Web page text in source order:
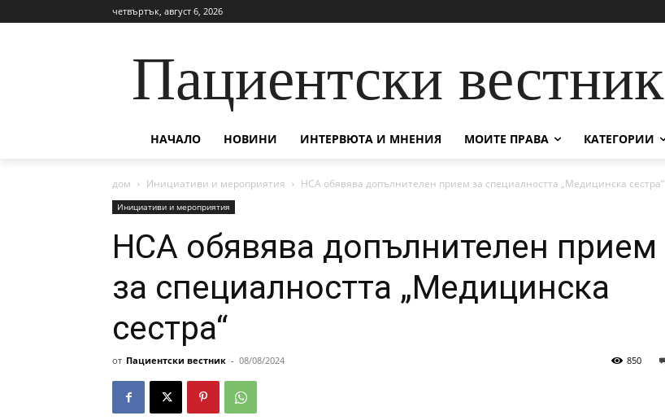
четвъртък, август 6, 2026
Пациентски вестник
НАЧАЛО НОВИНИ ИНТЕРВЮТА И МНЕНИЯ МОИТЕ ПРАВА КАТЕГОРИИ
дом Инициативи и мероприятия НСА обявява допълнителен прием за специалността „Медицинска сестра“
Инициативи и мероприятия
НСА обявява допълнителен прием
за специалността „Медицинска
сестра“
от Пациентски вестник - 08/08/2024 850